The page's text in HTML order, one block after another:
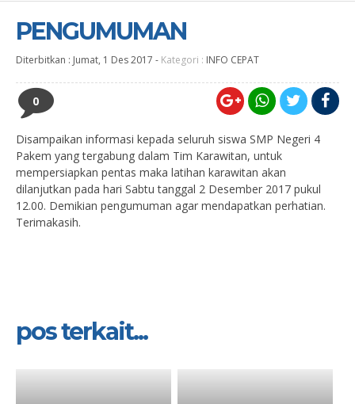
PENGUMUMAN
Diterbitkan : Jumat, 1 Des 2017 - Kategori : INFO CEPAT
0
Disampaikan informasi kepada seluruh siswa SMP Negeri 4
Pakem yang tergabung dalam Tim Karawitan, untuk
mempersiapkan pentas maka latihan karawitan akan
dilanjutkan pada hari Sabtu tanggal 2 Desember 2017 pukul
12.00. Demikian pengumuman agar mendapatkan perhatian.
Terimakasih.
pos terkait...